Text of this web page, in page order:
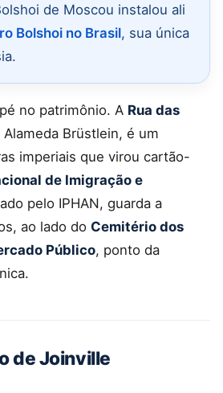
de Moscou instalou ali
Bolshoi no Brasil, sua única
no patrimônio. A Rua das
Alameda Brüstlein, é um
imperiais que virou cartão-
de Imigração e
pelo IPHAN, guarda a
ao lado do Cemitério dos
Público, ponto da
de Joinville